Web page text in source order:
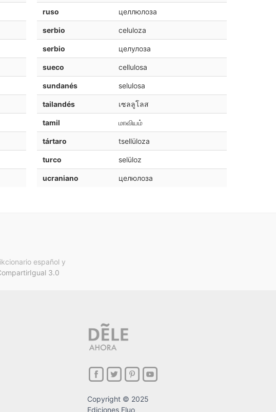
ruso целлюлоза
serbio celuloza
serbio целулоза
sueco cellulosa
sundanés selulosa
tailandés เซลลูโลส
tamil மாவியம்
tártaro tsellüloza
turco selüloz
ucraniano целюлоза
español y
3.0
Copyright © 2025
Ediciones Fluo